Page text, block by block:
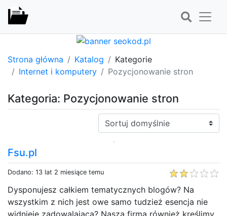
Strona główna Katalog
Kategorie
Internet i komputery
Pozycjonowanie stron
Kategoria: Pozycjonowanie stron
Sortuj:
Fsu.pl
Dodano: 13 lat 2 miesiące temu
Dysponujesz całkiem tematycznych blogów? Na
wszystkim z nich jest owe samo tudzież esencja nie
widnieje zadowalająca? Nasza firma również kreślimy